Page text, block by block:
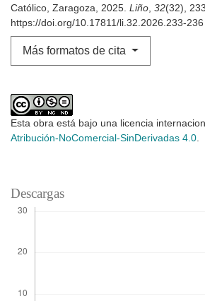
Católico, Zaragoza, 2025. Liño, 32(32),
https://doi.org/10.17811/li.32.2026.233-236
Más formatos de cita
Esta obra está bajo una licencia
Atribución-NoComercial-SinDerivadas 4.0.
Descargas